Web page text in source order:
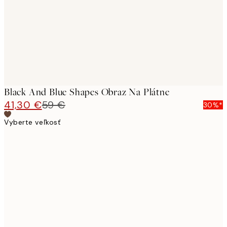
Black And Blue Shapes Obraz Na Plátne
41,30 €59 €
30%*
Vyberte veľkosť